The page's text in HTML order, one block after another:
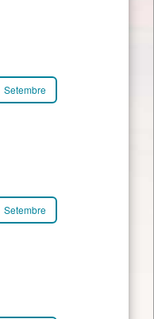
Setembre
Setembre